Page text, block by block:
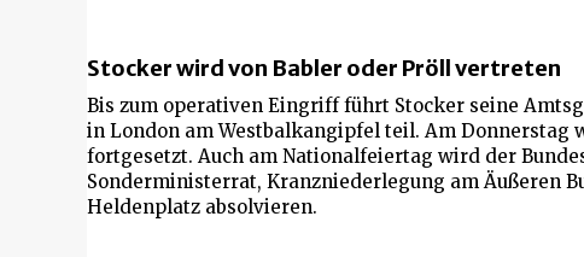
Stocker wird von Babler oder Pröll vertreten
Bis zum operativen Eingriff führt Stocker seine
in London am Westbalkangipfel teil. Am Donnerstag
fortgesetzt. Auch am Nationalfeiertag wird der
Sonderministerrat, Kranzniederlegung am Äußeren
Heldenplatz absolvieren.